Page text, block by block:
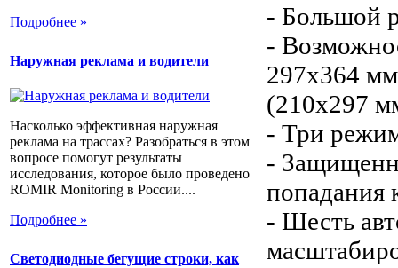
Подробнее »
Наружная реклама и водители
Насколько эффективная наружная
реклама на трассах? Разобраться в этом
вопросе помогут результаты
исследования, которое было проведено
ROMIR Monitoring в России....
Подробнее »
Светодиодные бегущие строки, как
- Большой
-
297х364
(210х297
- Три
-
попадания
- Шесть